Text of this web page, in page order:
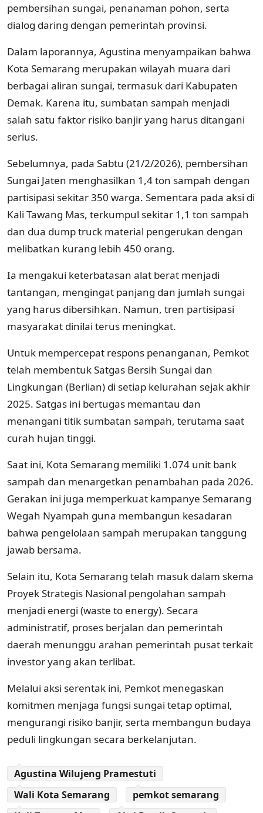
pembersihan sungai, penanaman pohon, serta
dialog daring dengan pemerintah provinsi.
Dalam laporannya, Agustina menyampaikan bahwa
Kota Semarang merupakan wilayah muara dari
berbagai aliran sungai, termasuk dari Kabupaten
Demak. Karena itu, sumbatan sampah menjadi
salah satu faktor risiko banjir yang harus ditangani
serius.
Sebelumnya, pada Sabtu (21/2/2026), pembersihan
Sungai Jaten menghasilkan 1,4 ton sampah dengan
partisipasi sekitar 350 warga. Sementara pada aksi di
Kali Tawang Mas, terkumpul sekitar 1,1 ton sampah
dan dua dump truck material pengerukan dengan
melibatkan kurang lebih 450 orang.
Ia mengakui keterbatasan alat berat menjadi
tantangan, mengingat panjang dan jumlah sungai
yang harus dibersihkan. Namun, tren partisipasi
masyarakat dinilai terus meningkat.
Untuk mempercepat respons penanganan, Pemkot
telah membentuk Satgas Bersih Sungai dan
Lingkungan (Berlian) di setiap kelurahan sejak akhir
2025. Satgas ini bertugas memantau dan
menangani titik sumbatan sampah, terutama saat
curah hujan tinggi.
Saat ini, Kota Semarang memiliki 1.074 unit bank
sampah dan menargetkan penambahan pada 2026.
Gerakan ini juga memperkuat kampanye Semarang
Wegah Nyampah guna membangun kesadaran
bahwa pengelolaan sampah merupakan tanggung
jawab bersama.
Selain itu, Kota Semarang telah masuk dalam skema
Proyek Strategis Nasional pengolahan sampah
menjadi energi (waste to energy). Secara
administratif, proses berjalan dan pemerintah
daerah menunggu arahan pemerintah pusat terkait
investor yang akan terlibat.
Melalui aksi serentak ini, Pemkot menegaskan
komitmen menjaga fungsi sungai tetap optimal,
mengurangi risiko banjir, serta membangun budaya
peduli lingkungan secara berkelanjutan.
Agustina Wilujeng Pramestuti
Wali Kota Semarang
pemkot semarang